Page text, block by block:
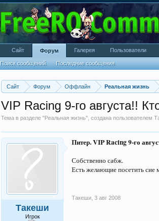
Сайт Форум Оффлайн Реальная жизнь
VIP Racing 9-го августа!!
Тема в разделе "Реальная жизнь", создана пользователем
Такеши
Игрок
Питер. VIP Racing 9-го
Собственно сабж.
Есть желающие посетить сие
Такеши 3 авг 2008
Сайт Форум
Поиск сообщений Последние сообщения
Галерея Пользователи